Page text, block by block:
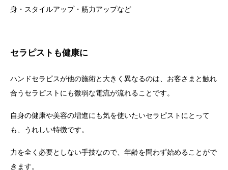
身・スタイルアップ・筋力アップなど
セラピストも健康に
ハンドセラピスが他の施術と大きく異なるのは、お客さまと触れ
合うセラピストにも微弱な電流が流れることです。
自身の健康や美容の増進にも気を使いたいセラピストにとって
も、うれしい特徴です。
力を全く必要としない手技なので、年齢を問わず始めることがで
きます。